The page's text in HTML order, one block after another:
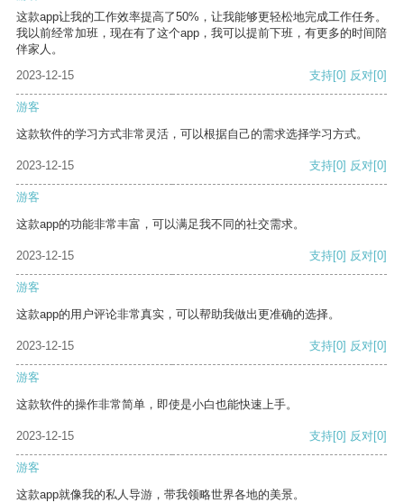
这款app让我的工作效率提高了50%，让我能够更轻松地完成工作任务。
我以前经常加班，现在有了这个app，我可以提前下班，有更多的时间陪
伴家人。
2023-12-15
支持[0] 反对[0]
游客
这款软件的学习方式非常灵活，可以根据自己的需求选择学习方式。
2023-12-15 支持[0] 反对[0]
游客
这款app的功能非常丰富，可以满足我不同的社交需求。
2023-12-15 支持[0] 反对[0]
游客
这款app的用户评论非常真实，可以帮助我做出更准确的选择。
2023-12-15 支持[0] 反对[0]
游客
这款软件的操作非常简单，即使是小白也能快速上手。
2023-12-15 支持[0] 反对[0]
游客
这款app就像我的私人导游，带我领略世界各地的美景。